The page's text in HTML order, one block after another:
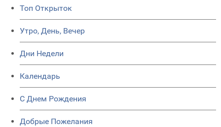
Топ Открыток
Утро, День, Вечер
Дни Недели
Календарь
C Днем Рождения
Добрые Пожелания